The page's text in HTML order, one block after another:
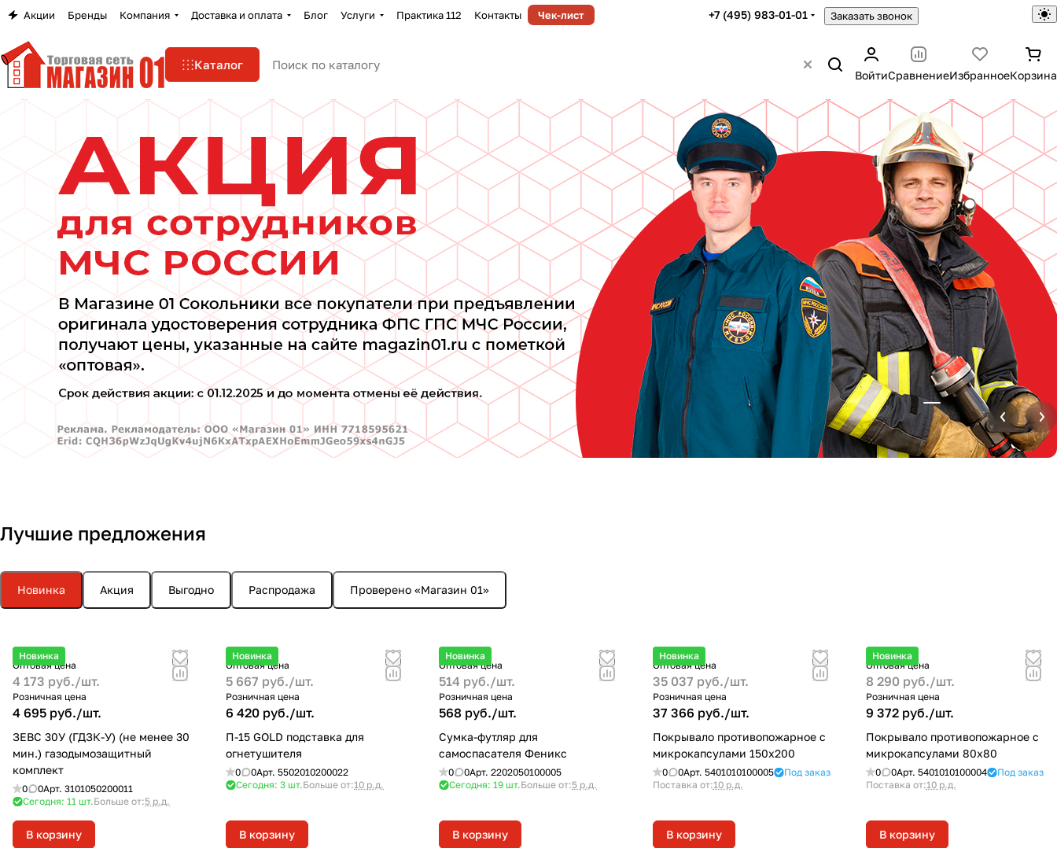
Акции Бренды Компания Доставка и оплата Блог Услуги Практика 112 Контакты Чек-лист +7 (495) 983-01-01 Заказать звонок
Каталог
ВойтиСравнениеИзбранноеКорзина
Лучшие предложения
Новинка Акция Выгодно Распродажа Проверено «Магазин 01»
Новинка
Оптовая цена
4 173 руб./шт.
Розничная цена
4 695 руб./шт.
ЗЕВС 30У (ГДЗК-У) (не менее 30
мин.) газодымозащитный
комплект
0 0Арт. 3101050200011
Сегодня: 11 шт.Больше от:5 р.д.
В корзину
Новинка
Оптовая цена
5 667 руб./шт.
Розничная цена
6 420 руб./шт.
П-15 GOLD подставка для
огнетушителя
0 0Арт.5502010200022
Сегодня: 3 шт.Больше от:10 р.д.
В корзину
Новинка
Оптовая цена
514 руб./шт.
Розничная цена
568 руб./шт.
Сумка-футляр для
самоспасателя Феникс
0 0Арт.2202050100005
Сегодня: 19 шт.Больше от:5 р.д.
В корзину
Новинка
Оптовая цена
35 037 руб./шт.
Розничная цена
37 366 руб./шт.
Покрывало противопожарное с
микрокапсулами 150х200
0 0Арт. 5401010100005
Под заказ
Поставка от:10 р.д.
В корзину
Новинка
Оптовая цена
8 290 руб./шт.
Розничная цена
9 372 руб./шт.
Покрывало противопожарное с
микрокапсулами 80х80
0 0Арт. 5401010100004
Под заказ
Поставка от:10 р.д.
В корзину